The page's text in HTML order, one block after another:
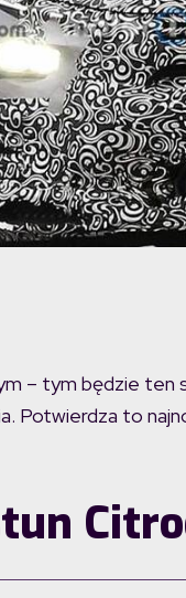
– tym będzie
Potwierdza to